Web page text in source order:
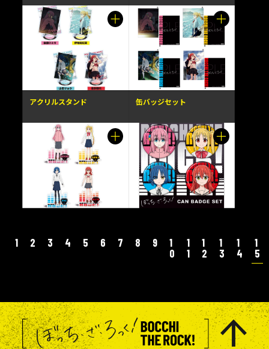
アクリルスタンド 缶バッジセット
1 2 3 4 5 6 7 8 9
1
0
1
1
1
2
1
3
1
4
1
5